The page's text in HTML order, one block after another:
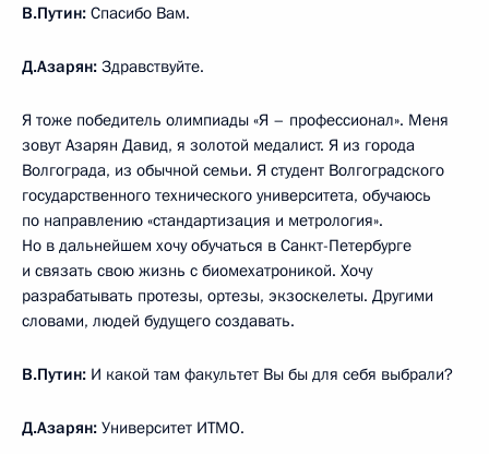
В.Путин: Спасибо Вам.
Д.Азарян: Здравствуйте.
Я тоже победитель олимпиады «Я – профессионал». Меня
зовут Азарян Давид, я золотой медалист. Я из города
Волгограда, из обычной семьи. Я студент Волгоградского
государственного технического университета, обучаюсь
по направлению «стандартизация и метрология».
Но в дальнейшем хочу обучаться в Санкт-Петербурге
и связать свою жизнь с биомехатроникой. Хочу
разрабатывать протезы, ортезы, экзоскелеты. Другими
словами, людей будущего создавать.
В.Путин: И какой там факультет Вы бы для себя выбрали?
Д.Азарян: Университет ИТМО.